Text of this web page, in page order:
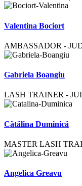
Valentina Bociort
AMBASSADOR -
Gabriela Boangiu
LASH TRAINER -
Cătălina Duminică
MASTER LASH
Angelica Greavu